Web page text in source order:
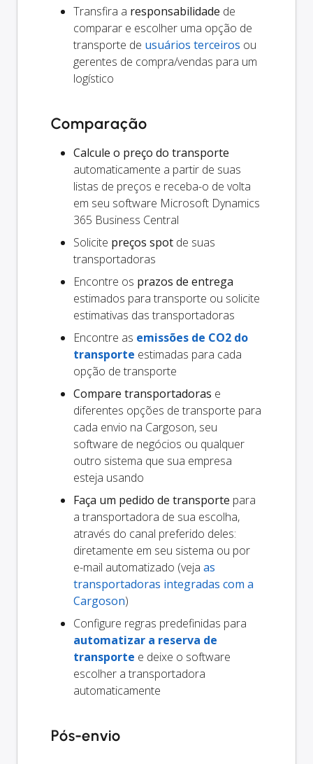
Transfira a responsabilidade de
comparar e escolher uma opção de
transporte de usuários terceiros ou
gerentes de compra/vendas para um
logístico
Comparação
Calcule o preço do transporte
automaticamente a partir de suas
listas de preços e receba-o de volta
em seu software Microsoft Dynamics
365 Business Central
Solicite preços spot de suas
transportadoras
Encontre os prazos de entrega
estimados para transporte ou solicite
estimativas das transportadoras
Encontre as emissões de CO2 do
transporte estimadas para cada
opção de transporte
Compare transportadoras e
diferentes opções de transporte para
cada envio na Cargoson, seu
software de negócios ou qualquer
outro sistema que sua empresa
esteja usando
Faça um pedido de transporte para
a transportadora de sua escolha,
através do canal preferido deles:
diretamente em seu sistema ou por
e-mail automatizado (veja as
transportadoras integradas com a
Cargoson)
Configure regras predefinidas para
automatizar a reserva de
transporte e deixe o software
escolher a transportadora
automaticamente
Pós-envio